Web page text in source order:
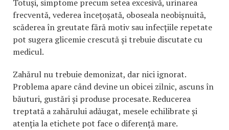
Totuși, simptome precum setea excesivă, urinarea
frecventă, vederea încețoșată, oboseala neobișnuită,
scăderea în greutate fără motiv sau infecțiile repetate
pot sugera glicemie crescută și trebuie discutate cu
medicul.
Zahărul nu trebuie demonizat, dar nici ignorat.
Problema apare când devine un obicei zilnic, ascuns în
băuturi, gustări și produse procesate. Reducerea
treptată a zahărului adăugat, mesele echilibrate și
atenția la etichete pot face o diferență mare.